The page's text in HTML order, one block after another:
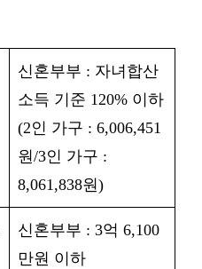
신혼부부 : 자녀합산
소득 기준 120% 이하
(2인 가구 : 6,006,451
원/3인 가구 :
8,061,838원)
신혼부부 : 3억 6,100
만원 이하